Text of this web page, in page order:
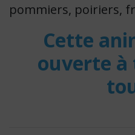
pommiers, poiriers,
Cette
ouverte à